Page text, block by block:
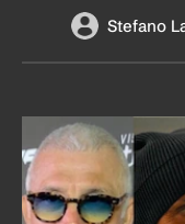
Stefano